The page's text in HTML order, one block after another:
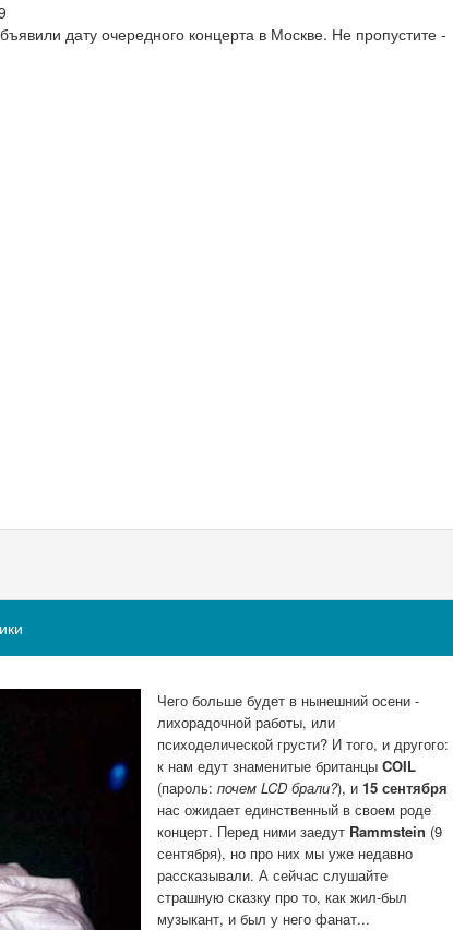
дату очередного концерта в Москве. Не пропустите -
Чего больше будет в нынешний осени -
лихорадочной работы, или
психоделической грусти? И того, и другого:
к нам едут знаменитые британцы COIL
(пароль: почем LCD брали?), и 15 сентября
нас ожидает единственный в своем роде
концерт. Перед ними заедут Rammstein (9
сентября), но про них мы уже недавно
рассказывали. А сейчас слушайте
страшную сказку про то, как жил-был
музыкант, и был у него фанат...